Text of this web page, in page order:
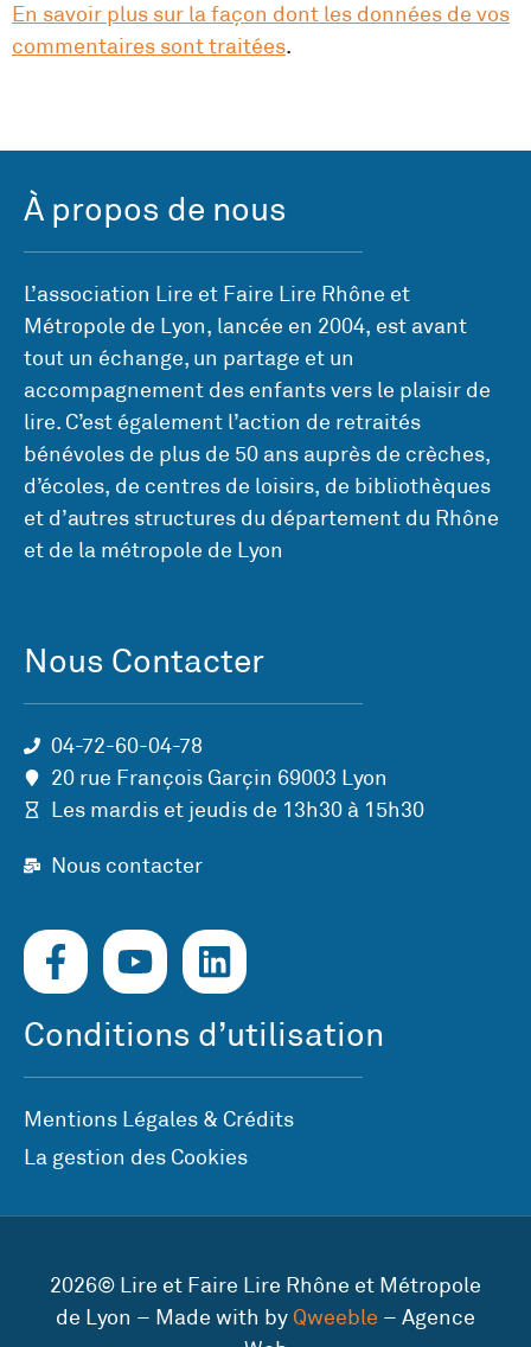
En savoir plus sur la façon dont les données de vos
commentaires sont traitées.
À propos de nous
L’association Lire et Faire Lire Rhône et
Métropole de Lyon, lancée en 2004, est avant
tout un échange, un partage et un
accompagnement des enfants vers le plaisir de
lire. C’est également l’action de retraités
bénévoles de plus de 50 ans auprès de crèches,
d’écoles, de centres de loisirs, de bibliothèques
et d’autres structures du département du Rhône
et de la métropole de Lyon
Nous Contacter
04-72-60-04-78
20 rue François Garçin 69003 Lyon
Les mardis et jeudis de 13h30 à 15h30
Nous contacter
Conditions d’utilisation
Mentions Légales & Crédits
La gestion des Cookies
2026© Lire et Faire Lire Rhône et Métropole
de Lyon – Made with by Qweeble – Agence